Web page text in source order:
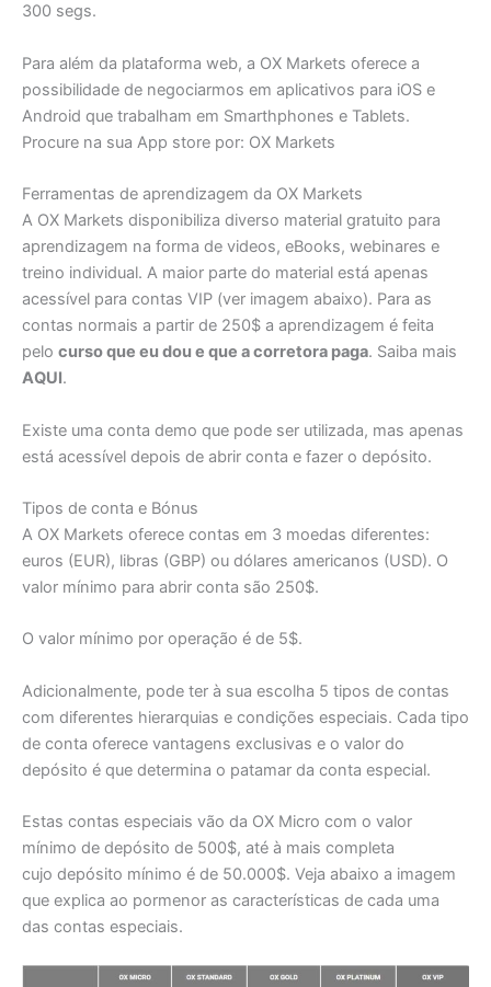
300 segs.
Para além da plataforma web, a OX Markets oferece a
possibilidade de negociarmos em aplicativos para iOS e
Android que trabalham em Smarthphones e Tablets.
Procure na sua App store por: OX Markets
Ferramentas de aprendizagem da OX Markets
A OX Markets disponibiliza diverso material gratuito para
aprendizagem na forma de videos, eBooks, webinares e
treino individual. A maior parte do material está apenas
acessível para contas VIP (ver imagem abaixo). Para as
contas normais a partir de 250$ a aprendizagem é feita
pelo curso que eu dou e que a corretora paga. Saiba mais
AQUI.
Existe uma conta demo que pode ser utilizada, mas apenas
está acessível depois de abrir conta e fazer o depósito.
Tipos de conta e Bónus
A OX Markets oferece contas em 3 moedas diferentes:
euros (EUR), libras (GBP) ou dólares americanos (USD). O
valor mínimo para abrir conta são 250$.
O valor mínimo por operação é de 5$.
Adicionalmente, pode ter à sua escolha 5 tipos de contas
com diferentes hierarquias e condições especiais. Cada tipo
de conta oferece vantagens exclusivas e o valor do
depósito é que determina o patamar da conta especial.
Estas contas especiais vão da OX Micro com o valor
mínimo de depósito de 500$, até à mais completa
cujo depósito mínimo é de 50.000$. Veja abaixo a imagem
que explica ao pormenor as características de cada uma
das contas especiais.